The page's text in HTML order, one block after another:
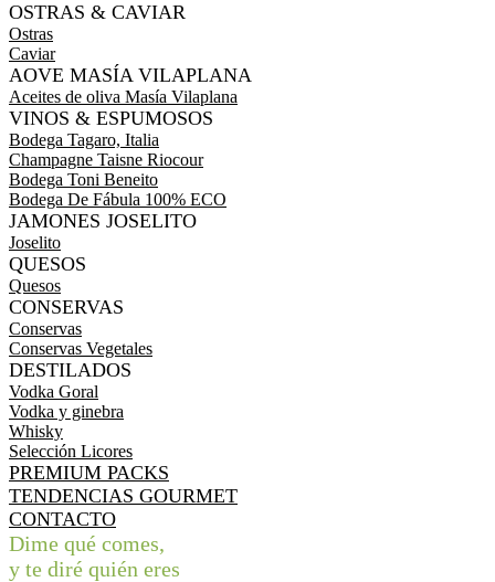
OSTRAS & CAVIAR
Ostras
Caviar
AOVE MASÍA VILAPLANA
Aceites de oliva Masía Vilaplana
VINOS & ESPUMOSOS
Bodega Tagaro, Italia
Champagne Taisne Riocour
Bodega Toni Beneito
Bodega De Fábula 100% ECO
JAMONES JOSELITO
Joselito
QUESOS
Quesos
CONSERVAS
Conservas
Conservas Vegetales
DESTILADOS
Vodka Goral
Vodka y ginebra
Whisky
Selección Licores
PREMIUM PACKS
TENDENCIAS GOURMET
CONTACTO
Dime qué comes,
y te diré quién eres